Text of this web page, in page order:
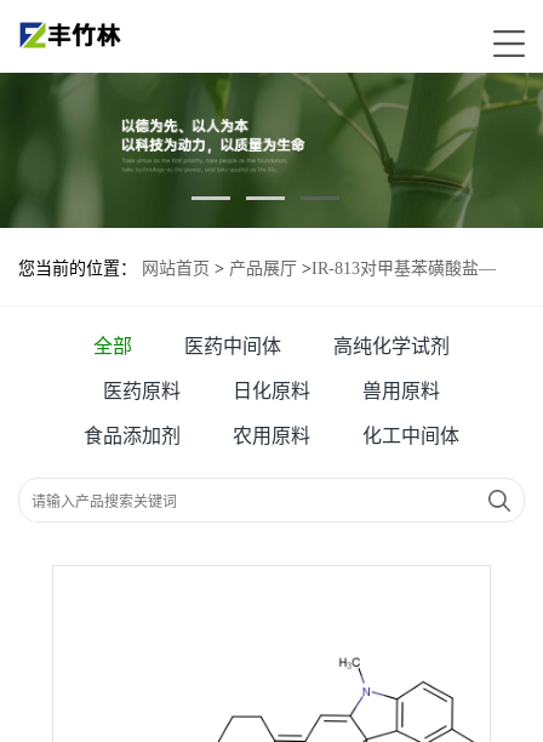
您当前的位置： 网站首页 > 产品展厅 >IR-813对甲基苯磺酸盐—
全部 医药中间体 高纯化学试剂
医药原料 日化原料 兽用原料
食品添加剂 农用原料 化工中间体